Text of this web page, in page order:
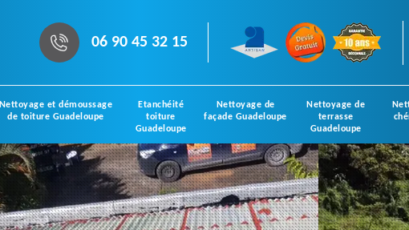
06 90 45 32 15
Nettoyage et démoussage
de toiture Guadeloupe
Etanchéité
toiture
Guadeloupe
Nettoyage de
façade Guadeloupe
Nettoyage de
terrasse
Guadeloupe